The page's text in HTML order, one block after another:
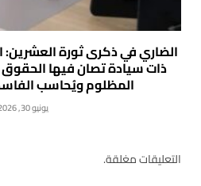
الضاري في ذكرى ثورة العشرين:
ذات سيادة تصان فيها
المظلوم ويُحاسب
يونيو 30, 2026
التعليقات مغلقة.